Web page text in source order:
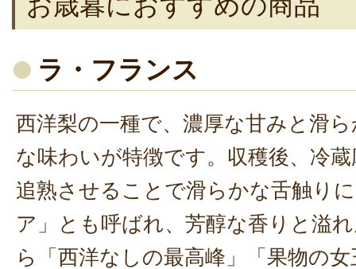
ラ・フランス
西洋梨の一種で、濃厚な甘みと滑
な味わいが特徴です。収穫後、冷
追熟させることで滑らかな舌触り
ア」とも呼ばれ、芳醇な香りと溢
ら「西洋なしの最高峰」「果物の